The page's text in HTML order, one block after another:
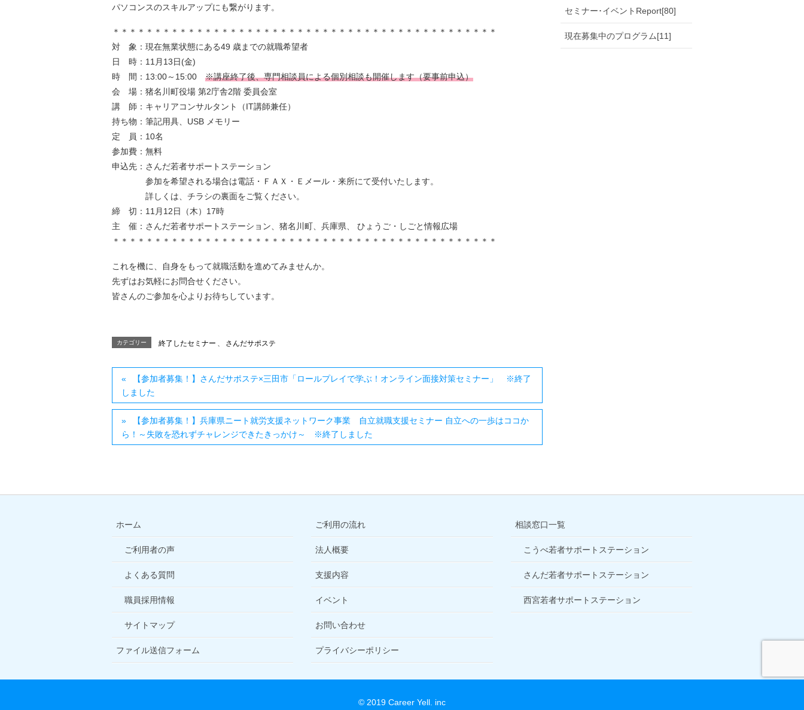
パソコンスのスキルアップにも繋がります。
＊＊＊＊＊＊＊＊＊＊＊＊＊＊＊＊＊＊＊＊＊＊＊＊＊＊＊＊＊＊＊＊＊＊＊＊＊＊＊＊＊＊＊＊＊＊
対 象：現在無業状態にある49 歳までの就職希望者
日 時：11月13日(金)
時 間：13:00～15:00 ※講座終了後、専門相談員による個別相談も開催します（要事前申込）
会 場：猪名川町役場 第2庁舎2階 委員会室
講 師：キャリアコンサルタント（IT講師兼任）
持ち物：筆記用具、USB メモリー
定 員：10名
参加費：無料
申込先：さんだ若者サポートステーション
参加を希望される場合は電話・ＦＡＸ・Ｅメール・来所にて受付いたします。
詳しくは、チラシの裏面をご覧ください。
締 切：11月12日（木）17時
主 催：さんだ若者サポートステーション、猪名川町、兵庫県、 ひょうご・しごと情報広場
＊＊＊＊＊＊＊＊＊＊＊＊＊＊＊＊＊＊＊＊＊＊＊＊＊＊＊＊＊＊＊＊＊＊＊＊＊＊＊＊＊＊＊＊＊＊
これを機に、自身をもって就職活動を進めてみませんか。
先ずはお気軽にお問合せください。
皆さんのご参加を心よりお待ちしています。
カテゴリー 終了したセミナー 、 さんだサポステ
【参加者募集！】さんだサポステ×三田市「ロールプレイで学ぶ！オンライン面接対策セミナー」 ※終了
しました
【参加者募集！】兵庫県ニート就労支援ネットワーク事業 自立就職支援セミナー 自立への一歩はココか
ら！～失敗を恐れずチャレンジできたきっかけ～ ※終了しました
セミナー･イベントReport[80]
現在募集中のプログラム[11]
ホーム
ご利用者の声
よくある質問
職員採用情報
サイトマップ
ファイル送信フォーム
ご利用の流れ
法人概要
支援内容
イベント
お問い合わせ
プライバシーポリシー
相談窓口一覧
こうべ若者サポートステーション
さんだ若者サポートステーション
西宮若者サポートステーション
© 2019 Career Yell. inc